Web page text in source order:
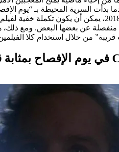
السرية المحيطة بـ “يوم
من خلال استخدام كلا